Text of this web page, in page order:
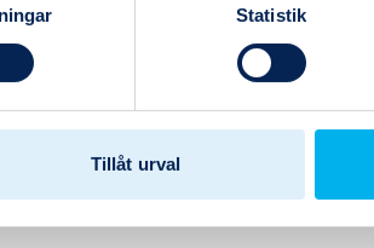
Statistik
Tillåt urvalsmarta